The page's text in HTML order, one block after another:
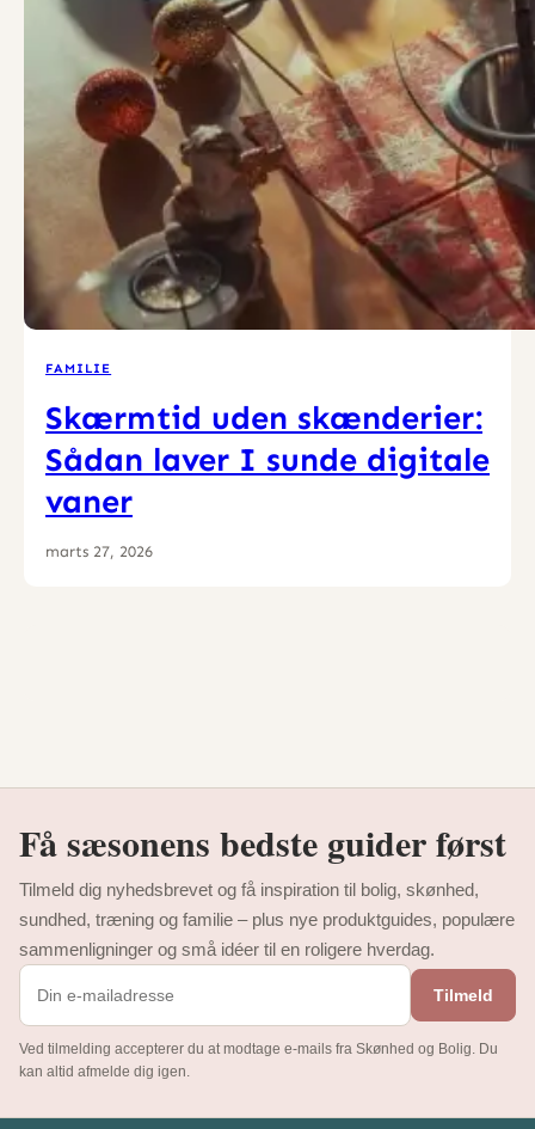
FAMILIE
Skærmtid uden skænderier:
Sådan laver I sunde digitale
vaner
marts 27, 2026
Få sæsonens bedste guider først
Tilmeld dig nyhedsbrevet og få inspiration til bolig, skønhed,
sundhed, træning og familie – plus nye produktguides, populære
sammenligninger og små idéer til en roligere hverdag.
Tilmeld
Ved tilmelding accepterer du at modtage e-mails fra Skønhed og Bolig. Du
kan altid afmelde dig igen.